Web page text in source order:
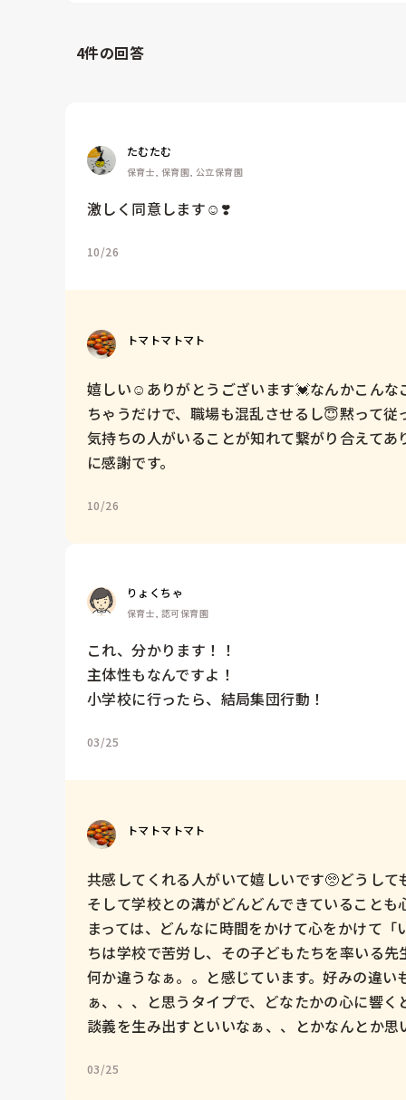
4件の回答
たむたむ
保育士, 保育園, 公立保育園
激しく同意します☺️❣️
10/26
トマトマトマト
嬉しい☺️ありがとうございます💓なんかこんな
ちゃうだけで、職場も混乱させるし😇黙って
気持ちの人がいることが知れて繋がり合えて
に感謝です。
10/26
りょくちゃ
保育士, 認可保育園
これ、分かります！！
主体性もなんですよ！
小学校に行ったら、結局集団行動！
03/25
トマトマトマト
共感してくれる人がいて嬉しいです🥺どうし
そして学校との溝がどんどんできていること
まっては、どんなに時間をかけて心をかけて
ちは学校で苦労し、その子どもたちを率いる
何か違うなぁ。。と感じています。好みの違
ぁ、、、と思うタイプで、どなたかの心に響
談義を生み出すといいなぁ、、とかなんとか
03/25